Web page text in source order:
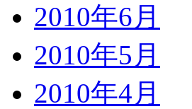
2010年6月
2010年5月
2010年4月